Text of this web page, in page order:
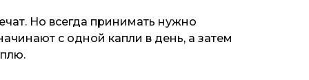
Но всегда принимать нужно
с одной капли в день, а затем